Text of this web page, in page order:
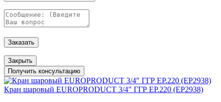
Заказать
Закрыть
Получить консультацию
Кран шаровый EUROPRODUCT 3/4" ГГР EP.220 (EP2938)